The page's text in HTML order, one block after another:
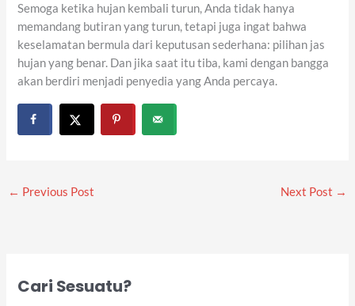
Semoga ketika hujan kembali turun, Anda tidak hanya
memandang butiran yang turun, tetapi juga ingat bahwa
keselamatan bermula dari keputusan sederhana: pilihan jas
hujan yang benar. Dan jika saat itu tiba, kami dengan bangga
akan berdiri menjadi penyedia yang Anda percaya.
← Previous Post Next Post →
Cari Sesuatu?